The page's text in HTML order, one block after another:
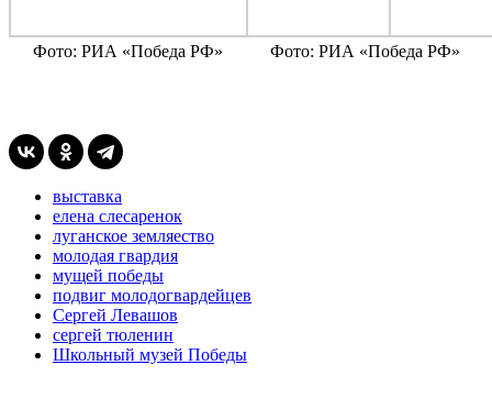
Фото: РИА «Победа РФ» Фото: РИА «Победа РФ»
выставка
елена слесаренок
луганское земляество
молодая гвардия
мущей победы
подвиг молодогвардейцев
Сергей Левашов
сергей тюленин
Школьный музей Победы